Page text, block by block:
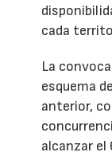
cada
La
esquema
anterior,
alcanzar el